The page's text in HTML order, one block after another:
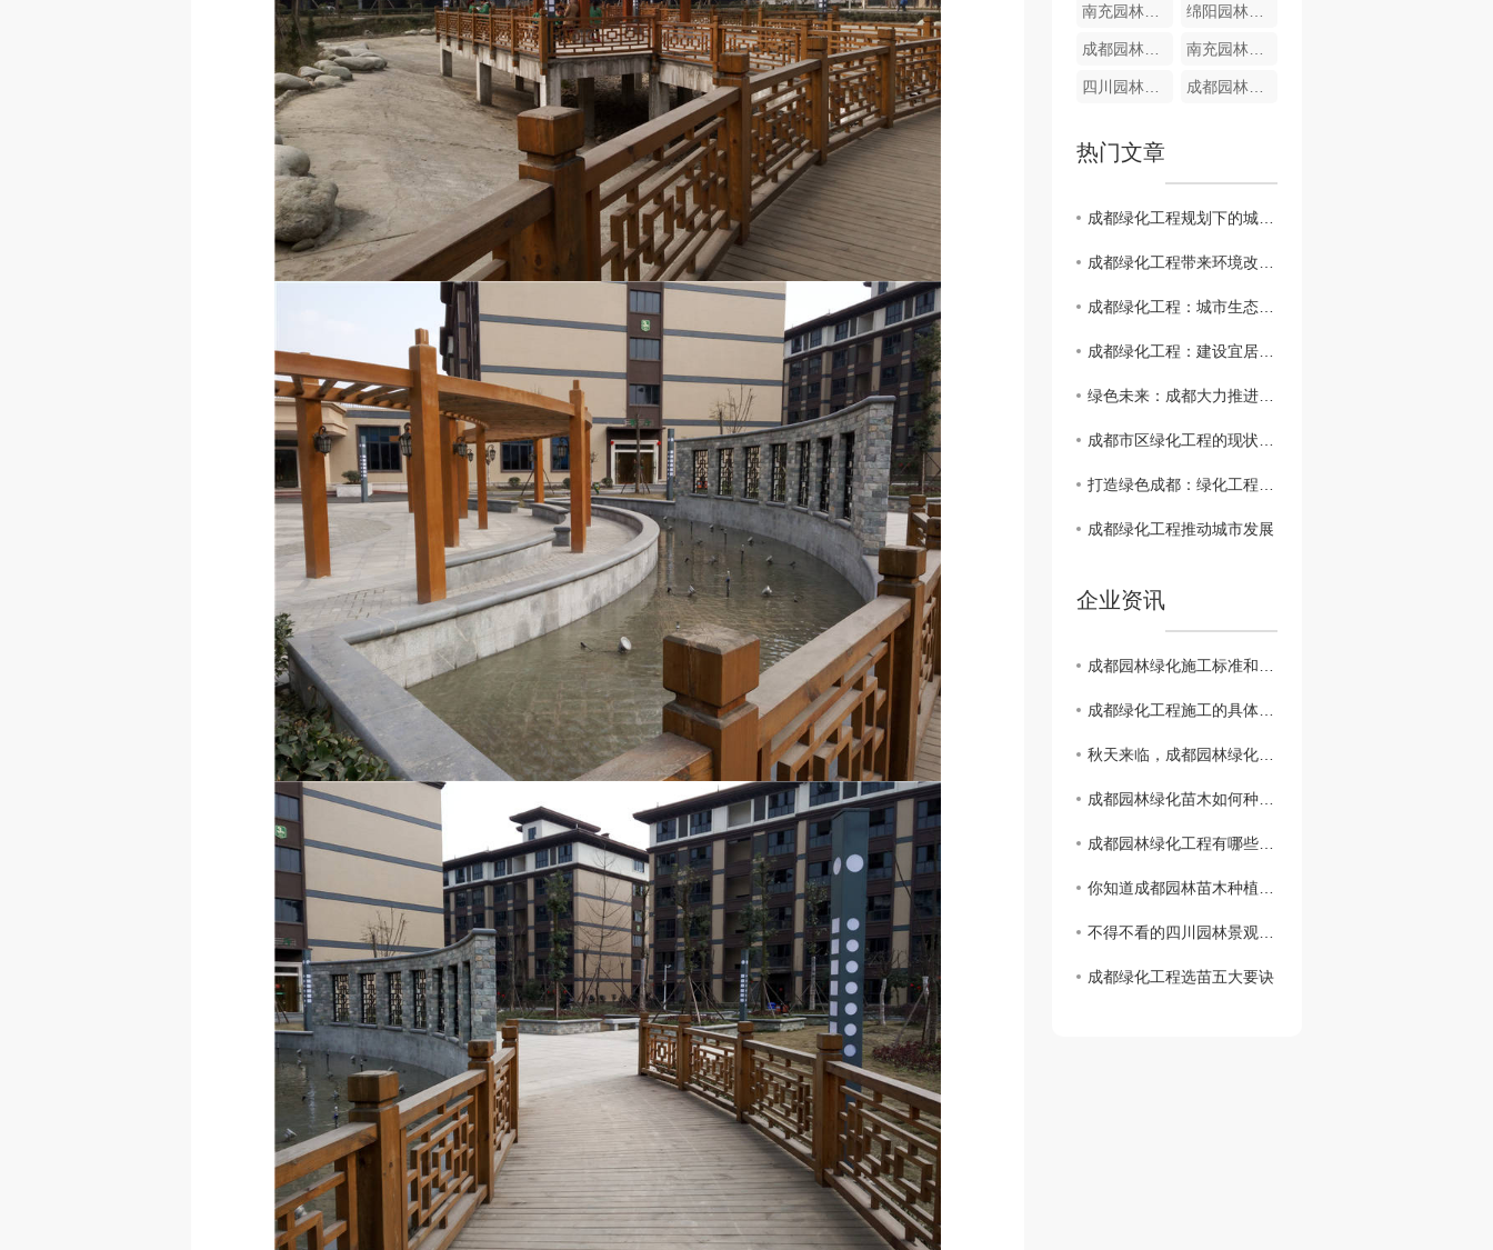
南充园林苗木 绵阳园林苗木
成都园林苗木 南充园林绿化
四川园林绿化 成都园林绿化
热门文章
成都绿化工程规划下的城市绿色未来
成都绿化工程带来环境改善与城市发展同步
成都绿化工程：城市生态美化新亮点
成都绿化工程：建设宜居花园城市
绿色未来：成都大力推进绿化工程
成都市区绿化工程的现状与展望
打造绿色成都：绿化工程探索与实践
成都绿化工程推动城市发展
企业资讯
成都园林绿化施工标准和注意事项你知道吗？
成都绿化工程施工的具体流程有哪些？
秋天来临，成都园林绿化苗木养护有哪些注意事项？
成都园林绿化苗木如何种植更美观？
成都园林绿化工程有哪些特点？
你知道成都园林苗木种植中常见的误区有哪些吗？
不得不看的四川园林景观植物配置！
成都绿化工程选苗五大要诀